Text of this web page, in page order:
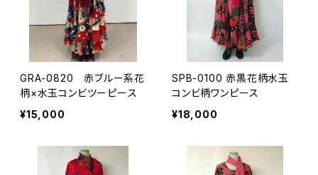
GRA-0820 赤ブルー系花
柄×水玉コンビツーピース
¥15,000
SPB-0100 赤黒花柄水玉
コンビ柄ワンピース
¥18,000